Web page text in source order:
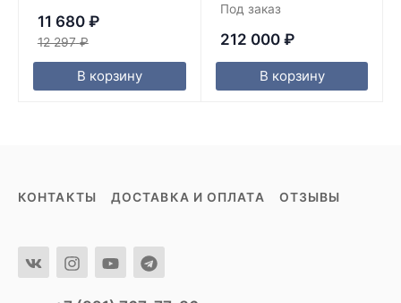
11 680 ₽
12 297 ₽
В корзину
Под заказ
212 000 ₽
В корзину
КОНТАКТЫ ДОСТАВКА И ОПЛАТА ОТЗЫВЫ